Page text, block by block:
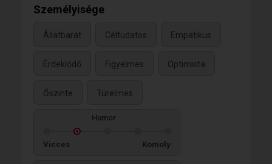
Személyisége
Állatbarát Céltudatos Empatikus
Érdeklődő Figyelmes Optimista
Őszinte Türelmes
Humor
Vicces Komoly